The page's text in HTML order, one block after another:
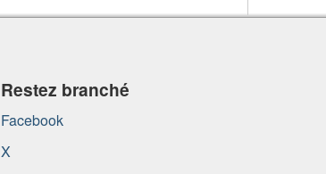
Restez branché
Facebook
X